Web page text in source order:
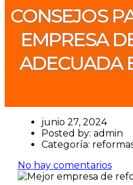
CONSEJOS
EMPRESA
ADECUADA
junio 27, 2024
Posted by: admin
Categoría:
No hay comentarios